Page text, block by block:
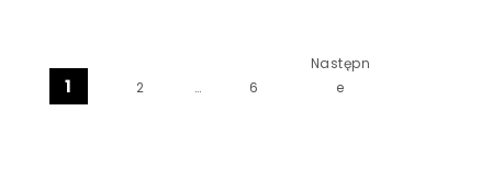
Stronicowanie wpisów
1 2 … 6
Następn
e